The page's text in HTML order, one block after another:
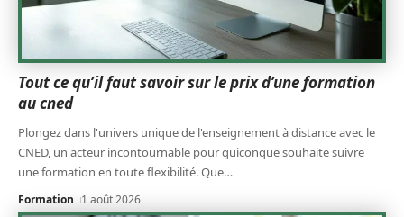
Tout ce qu’il faut savoir sur le prix d’une formation
au cned
Plongez dans l'univers unique de l'enseignement à distance avec le
CNED, un acteur incontournable pour quiconque souhaite suivre
une formation en toute flexibilité. Que…
Formation 1 août 2026